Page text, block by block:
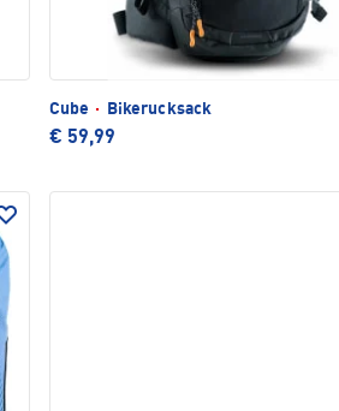
Cube · Bikerucksack
€ 59,99